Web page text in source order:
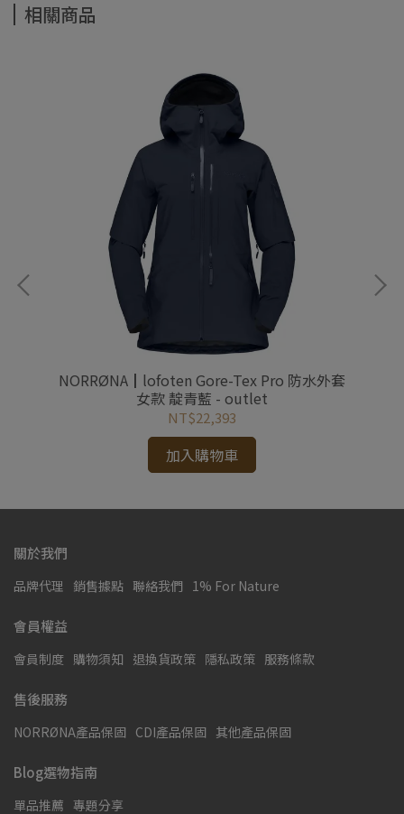
相關商品
NORRØNA┃lofoten Gore-Tex Pro 防水外套
女款 靛青藍 - outlet
NT$22,393
加入購物車
關於我們
品牌代理 銷售據點 聯絡我們 1% For Nature
會員權益
會員制度 購物須知 退換貨政策 隱私政策 服務條款
售後服務
NORRØNA產品保固 CDI產品保固 其他產品保固
Blog選物指南
單品推薦 專題分享